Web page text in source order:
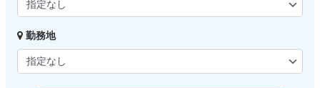
・車やバイクが好きな方
勤務地